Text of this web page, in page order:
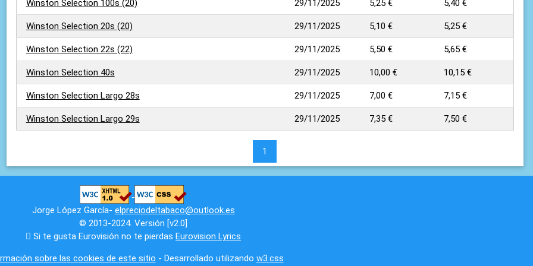
Winston Selection 100s (20) 29/11/2025 5,25 € 5,40 €
Winston Selection 20s (20) 29/11/2025 5,10 € 5,25 €
Winston Selection 22s (22) 29/11/2025 5,50 € 5,65 €
Winston Selection 40s 29/11/2025 10,00 € 10,15 €
Winston Selection Largo 28s 29/11/2025 7,00 € 7,15 €
Winston Selection Largo 29s 29/11/2025 7,35 € 7,50 €
1
Jorge López García- elpreciodeltabaco@outlook.es
© 2013-2024. Versión [v2.0]
Si te gusta Eurovisión no te pierdas Eurovision Lyrics
sobre las cookies de este sitio - Desarrollado utilizando w3.css